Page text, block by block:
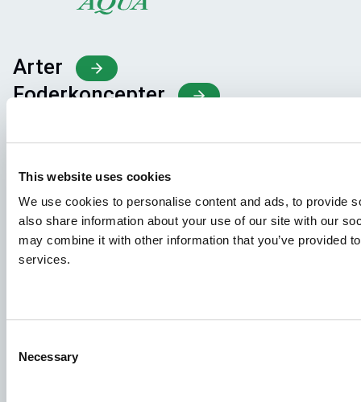
This website uses cookies
We use cookies to personalise content and ads, to provide
also share information about your use of our site with our
may combine it with other information that you’ve provided
services.
Selection
Necessary
Arter
Foderkoncepter
Job
For at sikre, at din ansøgning modtages af den rette
person, bedes du tydeligt angive, hvilket job du er
interesseret i. Vi ser frem til at læse den!
Aller Aqua A/S